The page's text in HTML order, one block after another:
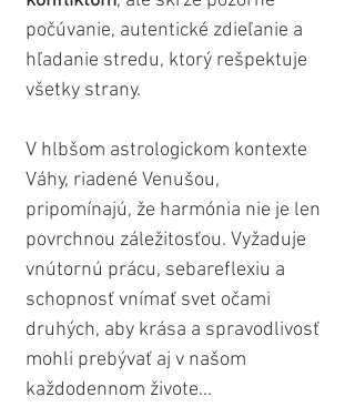
počúvanie, autentické zdieľanie a
hľadanie stredu, ktorý rešpektuje
všetky strany.
V hlbšom astrologickom kontexte
Váhy, riadené Venušou,
pripomínajú, že harmónia nie je len
povrchnou záležitosťou. Vyžaduje
vnútornú prácu, sebareflexiu a
schopnosť vnímať svet očami
druhých, aby krása a spravodlivosť
mohli prebývať aj v našom
každodennom živote...